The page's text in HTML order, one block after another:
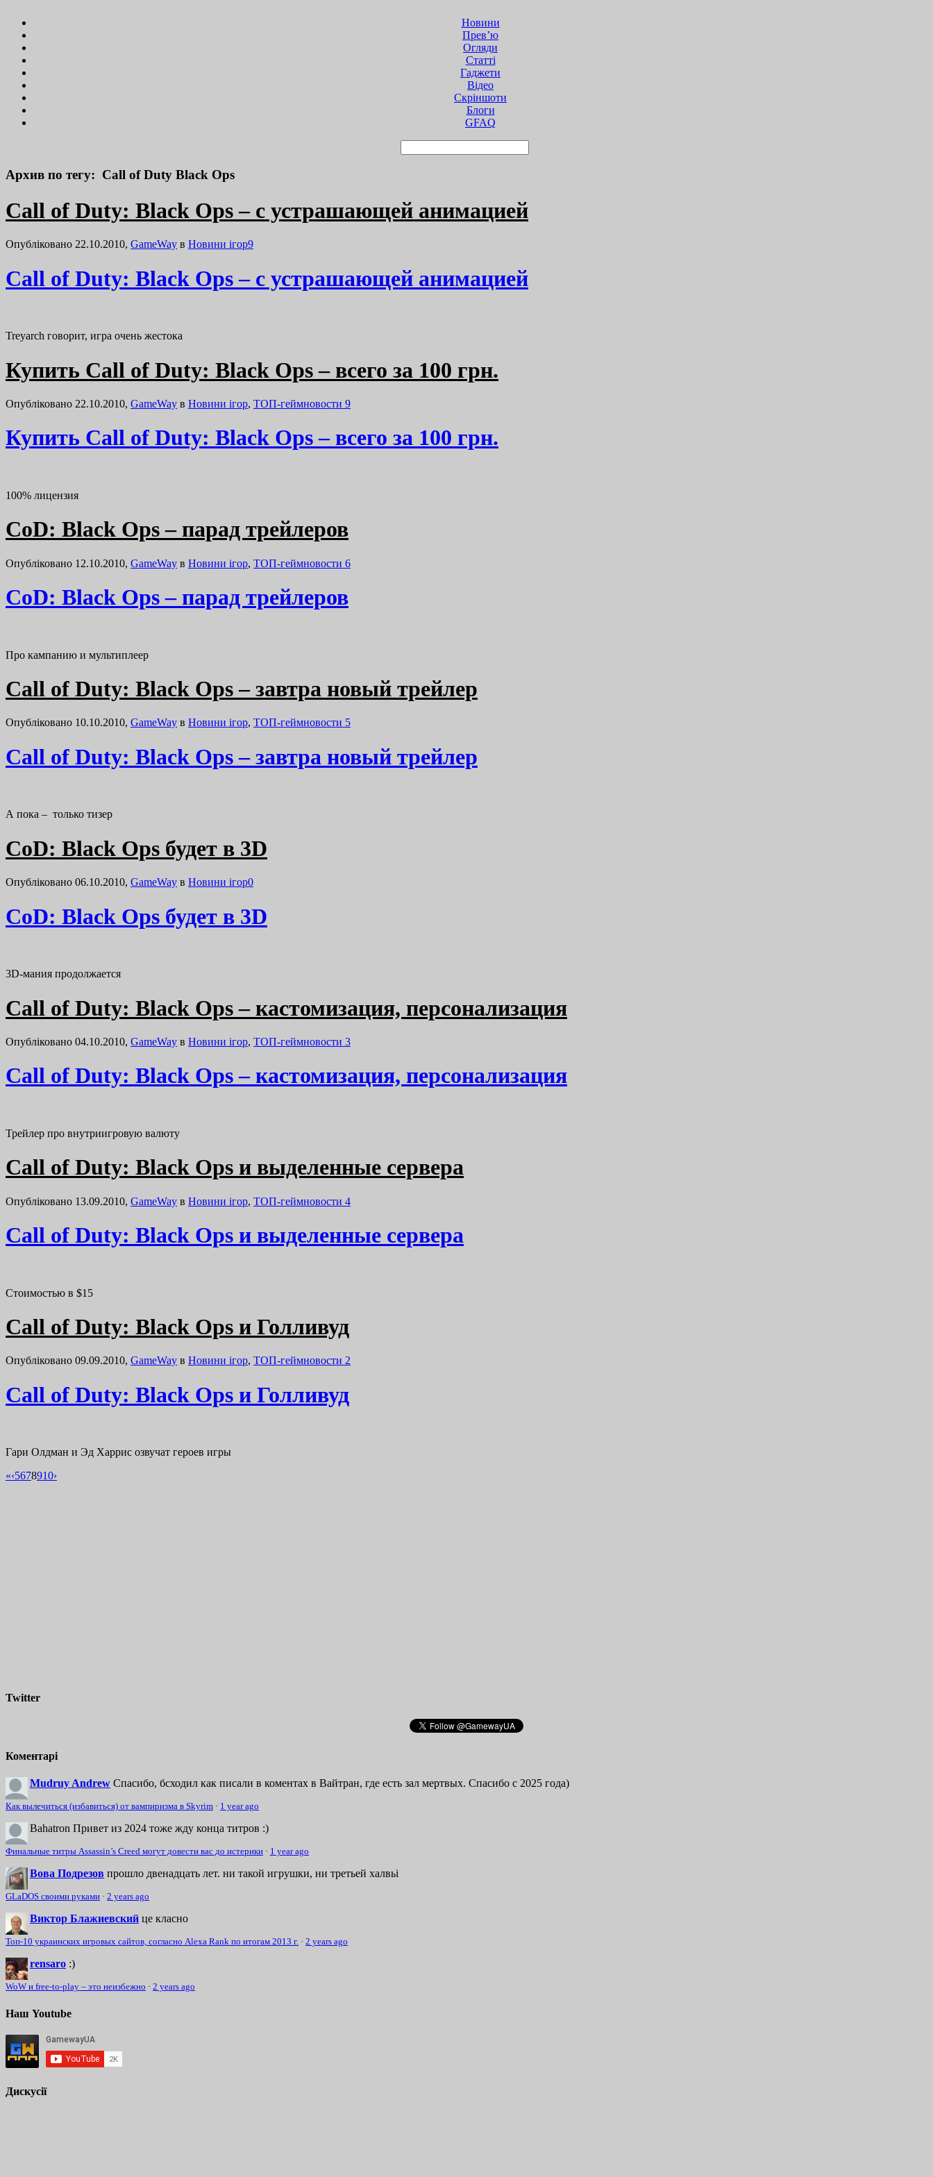
Новини
Прев’ю
Огляди
Статті
Гаджети
Відео
Cкріншоти
Блоги
GFAQ
Архив по тегу: Call of Duty Black Ops
Call of Duty: Black Ops – с устрашающей анимацией
Опубліковано 22.10.2010, GameWay в Новини ігор9
Call of Duty: Black Ops – с устрашающей анимацией
Trеyarch говорит, игра очень жестока
Купить Call of Duty: Black Ops – всего за 100 грн.
Опубліковано 22.10.2010, GameWay в Новини ігор, ТОП-геймновости 9
Купить Call of Duty: Black Ops – всего за 100 грн.
100% лицензия
CoD: Black Ops – парад трейлеров
Опубліковано 12.10.2010, GameWay в Новини ігор, ТОП-геймновости 6
CoD: Black Ops – парад трейлеров
Про кампанию и мультиплеер
Call of Duty: Black Ops – завтра новый трейлер
Опубліковано 10.10.2010, GameWay в Новини ігор, ТОП-геймновости 5
Call of Duty: Black Ops – завтра новый трейлер
А пока – только тизер
CoD: Black Ops будет в 3D
Опубліковано 06.10.2010, GameWay в Новини ігор0
CoD: Black Ops будет в 3D
3D-мания продолжается
Call of Duty: Black Ops – кастомизация, персонализация
Опубліковано 04.10.2010, GameWay в Новини ігор, ТОП-геймновости 3
Call of Duty: Black Ops – кастомизация, персонализация
Трейлер про внутриигровую валюту
Call of Duty: Black Ops и выделенные сервера
Опубліковано 13.09.2010, GameWay в Новини ігор, ТОП-геймновости 4
Call of Duty: Black Ops и выделенные сервера
Стоимостью в $15
Call of Duty: Black Ops и Голливуд
Опубліковано 09.09.2010, GameWay в Новини ігор, ТОП-геймновости 2
Call of Duty: Black Ops и Голливуд
Гари Олдман и Эд Харрис озвучат героев игры
«‹5678910›
Twitter
Коментарі
Mudruy Andrew Спасибо, бсходил как писали в коментах в Вайтран, где есть зал мертвых. Спасибо с 2025 года)
Как вылечиться (избавиться) от вампиризма в Skyrim · 1 year ago
Bahatron Привет из 2024 тоже жду конца титров :)
Финальные титры Assassin’s Creed могут довести вас до истерики · 1 year ago
Вова Подрезов прошло двенадцать лет. ни такой игрушки, ни третьей халвьі
GLaDOS своими руками · 2 years ago
Виктор Блажиевский це класно
Топ-10 украинских игровых сайтов, согласно Alexa Rank по итогам 2013 г. · 2 years ago
rensaro :)
WoW и free-to-play – это неизбежно · 2 years ago
Наш Youtube
Дискусії